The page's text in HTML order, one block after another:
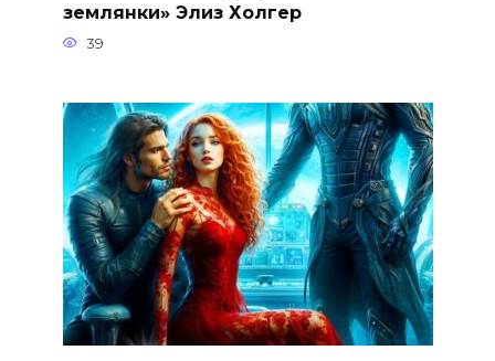
землянки» Элиз Холгер
39